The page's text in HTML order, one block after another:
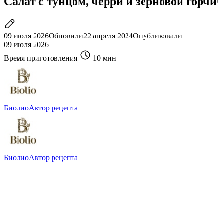
09 июля 2026Обновили22 апреля 2024Опубликовали
09 июля 2026
Время приготовления
10 мин
БиолиоАвтор рецепта
БиолиоАвтор рецепта